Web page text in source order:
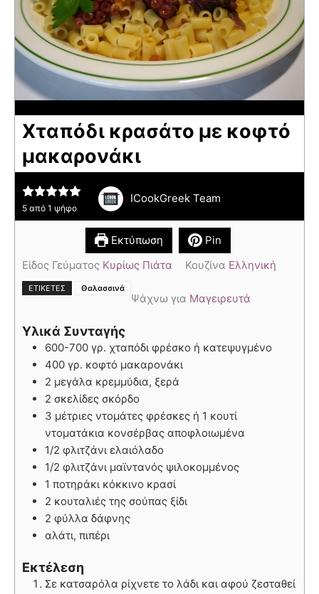
Χταπόδι κρασάτο με κοφτό
μακαρονάκι
5 από 1 ψήφο
ICookGreek Team
Εκτύπωση
Pin
Είδος Γεύματος Κυρίως Πιάτα Κουζίνα Ελληνική
ΕΤΙΚΈΤΕΣ Θαλασσινά
Ψάχνω για Μαγειρευτά
Υλικά Συνταγής
600-700 γρ. χταπόδι φρέσκο ή κατεψυγμένο
400 γρ. κοφτό μακαρονάκι
2 μεγάλα κρεμμύδια, ξερά
2 σκελίδες σκόρδο
3 μέτριες ντομάτες φρέσκες ή 1 κουτί
ντοματάκια κονσέρβας αποφλοιωμένα
1/2 φλιτζάνι ελαιόλαδο
1/2 φλιτζάνι μαϊντανός ψιλοκομμένος
1 ποτηράκι κόκκινο κρασί
2 κουταλιές της σούπας ξίδι
2 φύλλα δάφνης
αλάτι, πιπέρι
Εκτέλεση
Σε κατσαρόλα ρίχνετε το λάδι και αφού ζεσταθεί